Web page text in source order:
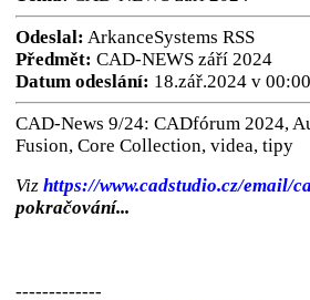
Odeslal: ArkanceSystems RSS
Předmět: CAD-NEWS září 2024
Datum odeslání: 18.zář.2024 v 00:00
CAD-News 9/24: CADfórum 2024,
Fusion, Core Collection, videa, tipy
Viz https://www.cadstudio.cz/email/
pokračování...
-------------